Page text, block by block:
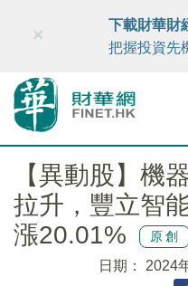
財華智庫網 FINTV
×
下載財華財
把握投資先
【異動股】機
拉升，豐立智
漲20.01%
原創
日期： 2024